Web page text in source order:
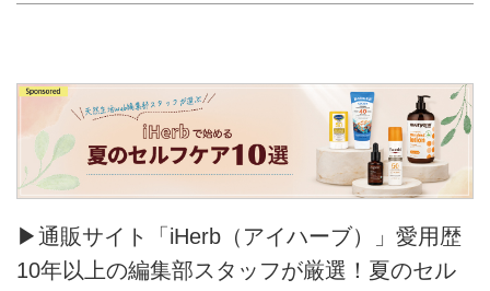
▶通販サイト「iHerb（アイハーブ）」愛用歴
10年以上の編集部スタッフが厳選！夏のセル